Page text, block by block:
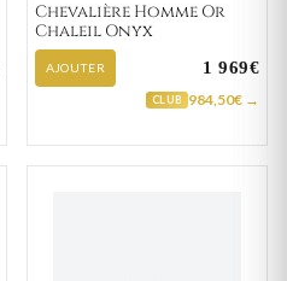
Chevalière Homme Or
Chaleil Onyx
AJOUTER 1 969€
CLUB 984,50€ →